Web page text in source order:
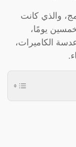
والذي كانت
يومًا،
الكاميرات،